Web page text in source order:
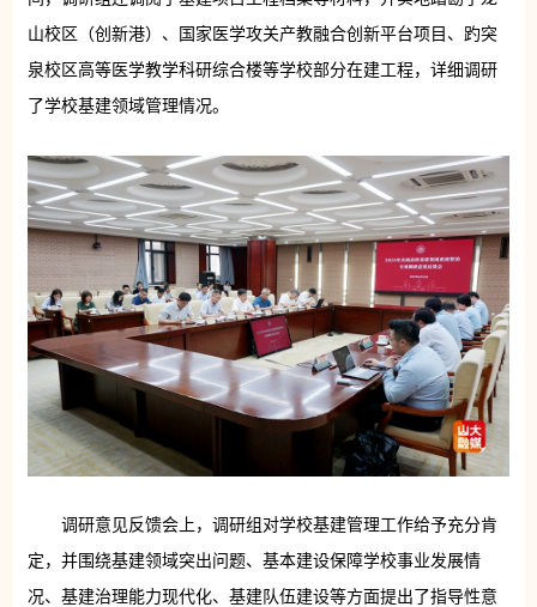
山校区（创新港）、国家医学攻关产教融合创新平台项目、趵突
泉校区高等医学教学科研综合楼等学校部分在建工程，详细调研
了学校基建领域管理情况。
调研意见反馈会上，调研组对学校基建管理工作给予充分肯
定，并围绕基建领域突出问题、基本建设保障学校事业发展情
况、基建治理能力现代化、基建队伍建设等方面提出了指导性意